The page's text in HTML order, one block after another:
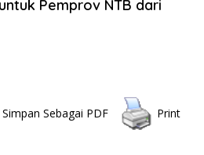
Pemprov NTB dari
Simpan Sebagai PDF Print